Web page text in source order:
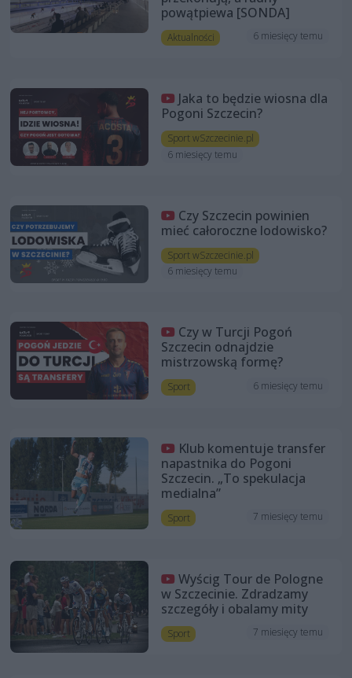
powątpiewa [SONDA]
Aktualności 6 miesięcy temu
Jaka to będzie wiosna dla
Pogoni Szczecin?
Sport wSzczecinie.pl
6 miesięcy temu
Czy Szczecin powinien
mieć całoroczne lodowisko?
Sport wSzczecinie.pl
6 miesięcy temu
Czy w Turcji Pogoń
Szczecin odnajdzie
mistrzowską formę?
Sport 6 miesięcy temu
Klub komentuje transfer
napastnika do Pogoni
Szczecin. „To spekulacja
medialna”
Sport 7 miesięcy temu
Wyścig Tour de Pologne
w Szczecinie. Zdradzamy
szczegóły i obalamy mity
Sport 7 miesięcy temu